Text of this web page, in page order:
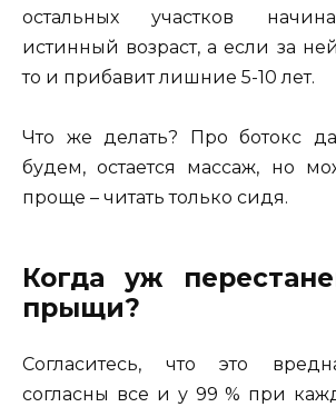
остальных участков
истинный возраст, а если за
то и прибавит лишние 5-10 лет.
Что же делать? Про ботокс
будем, остается массаж, но
проще – читать только сидя.
Когда уж
прыщи?
Согласитесь, что это
согласны все и у 99 % при